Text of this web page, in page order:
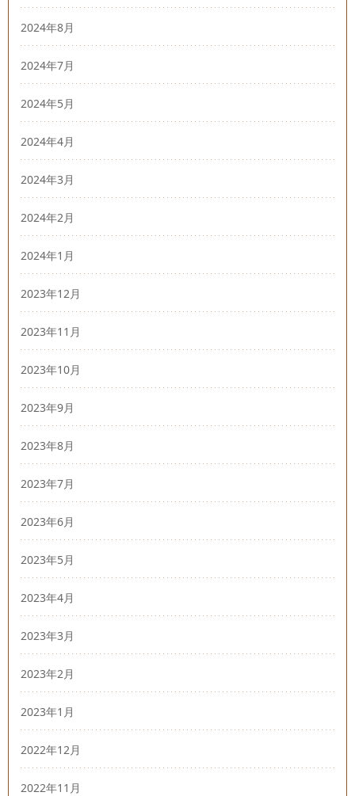
2024年8月
2024年7月
2024年5月
2024年4月
2024年3月
2024年2月
2024年1月
2023年12月
2023年11月
2023年10月
2023年9月
2023年8月
2023年7月
2023年6月
2023年5月
2023年4月
2023年3月
2023年2月
2023年1月
2022年12月
2022年11月